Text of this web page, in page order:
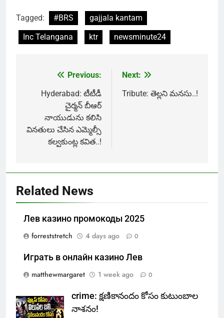
Tagged: #BRS
gajjala kantam
Inc Telangana
ktr newsminute24
navigation
Previous:
Hyderabad: టీటీడీ
చైర్మన్ బీఆర్
నాయుడును కలిసి
వినతులు చేసిన ఎమ్మెల్సీ
కల్వకుంట్ల కవిత..!
Next:
Tribute: తెల్లని మనసు..!
Related News
Лев казино промокоды 2025
forreststretch
4 days ago 0
Играть в онлайн казино Лев
matthewmargaret
1 week ago 0
crime: క్షణికానందం కోసం కుటుంబాల
నాశనం!